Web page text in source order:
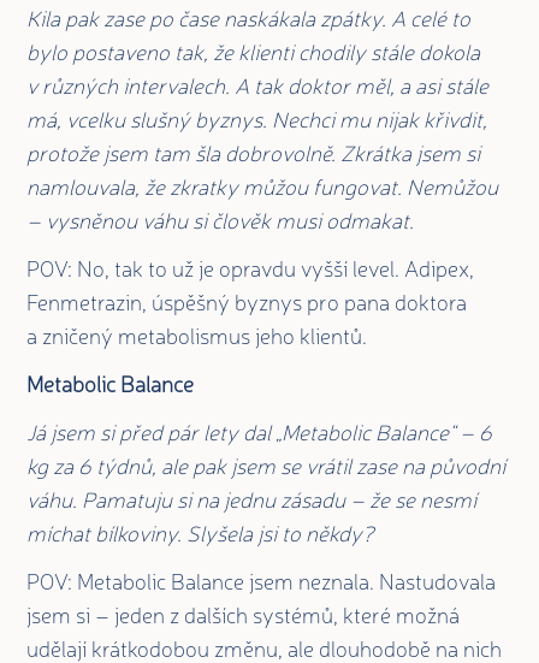
Kila pak zase po čase naskákala zpátky. A celé to
bylo postaveno tak, že klienti chodily stále dokola
v různých intervalech. A tak doktor měl, a asi stále
má, vcelku slušný byznys. Nechci mu nijak křivdit,
protože jsem tam šla dobrovolně. Zkrátka jsem si
namlouvala, že zkratky můžou fungovat. Nemůžou
– vysněnou váhu si člověk musi odmakat.
POV: No, tak to už je opravdu vyšší level. Adipex,
Fenmetrazin, úspěšný byznys pro pana doktora
a zničený metabolismus jeho klientů.
Metabolic Balance
Já jsem si před pár lety dal „Metabolic Balance“ – 6
kg za 6 týdnů, ale pak jsem se vrátil zase na původní
váhu. Pamatuju si na jednu zásadu – že se nesmí
míchat bílkoviny. Slyšela jsi to někdy?
POV: Metabolic Balance jsem neznala. Nastudovala
jsem si – jeden z dalších systémů, které možná
udělají krátkodobou změnu, ale dlouhodobě na nich